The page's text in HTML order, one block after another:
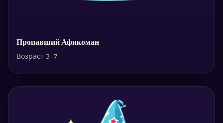
Пропавший Афикоман
Возраст 3-7